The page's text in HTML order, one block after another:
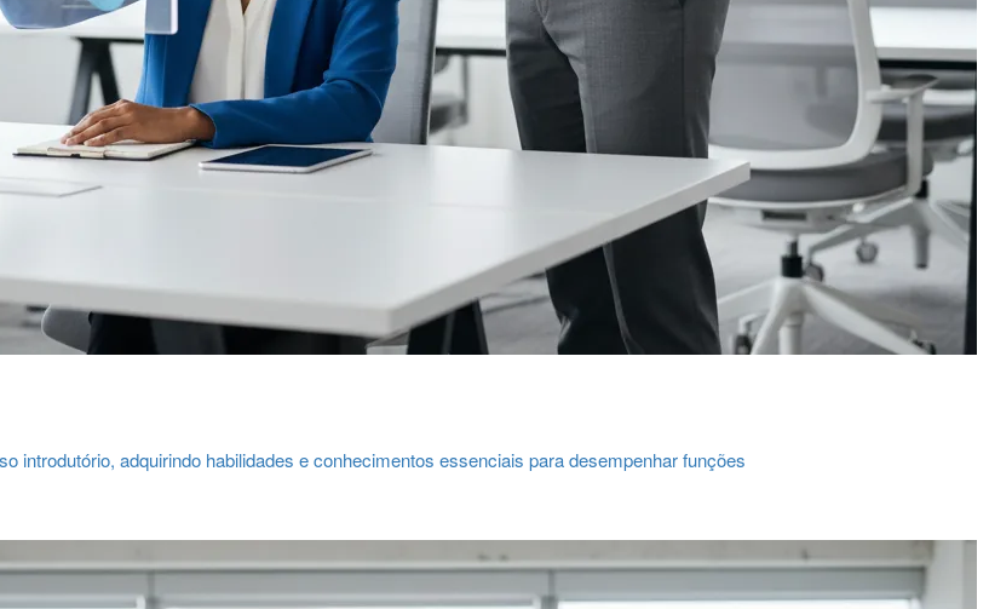
introdutório, adquirindo habilidades e conhecimentos essenciais para desempenhar funções